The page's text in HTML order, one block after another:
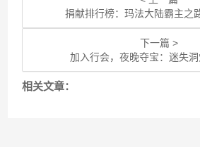
捐献排行榜：玛法大陆霸主之
下一篇 >
加入行会，夜晚夺宝：迷失洞
相关文章：